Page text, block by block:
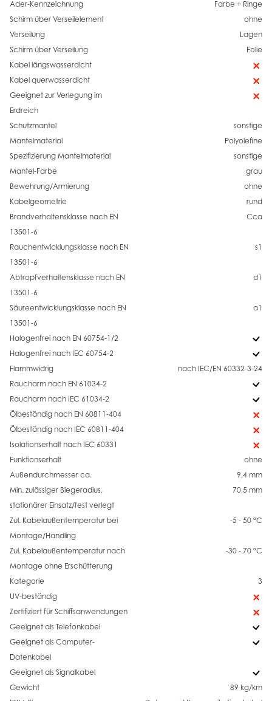
Ader-Kennzeichnung
Farbe + Ringe
Schirm über Verseilelement
ohne
Verseilung
Lagen
Schirm über Verseilung
Folie
Kabel längswasserdicht
Kabel querwasserdicht
Geeignet zur Verlegung im
Erdreich
Schutzmantel
sonstige
Mantelmaterial
Polyolefine
Spezifizierung Mantelmaterial
sonstige
Mantel-Farbe
grau
Bewehrung/Armierung
ohne
Kabelgeometrie
rund
Brandverhaltensklasse nach EN
13501-6
Cca
Rauchentwicklungsklasse nach EN
13501-6
s1
Abtropfverhaltensklasse nach EN
13501-6
d1
Säureentwicklungsklasse nach EN
13501-6
a1
Halogenfrei nach EN 60754-1/2
Halogenfrei nach IEC 60754-2
Flammwidrig
nach IEC/EN 60332-3-24
Raucharm nach EN 61034-2
Raucharm nach IEC 61034-2
Ölbeständig nach EN 60811-404
Ölbeständig nach IEC 60811-404
Isolationserhalt nach IEC 60331
Funktionserhalt
ohne
Außendurchmesser ca.
9,4 mm
Min. zulässiger Biegeradius,
stationärer Einsatz/fest verlegt
70,5 mm
Zul. Kabelaußentemperatur bei
Montage/Handling
-5 - 50 °C
Zul. Kabelaußentemperatur nach
Montage ohne Erschütterung
-30 - 70 °C
Kategorie
3
UV-beständig
Zertifiziert für Schiffsanwendungen
Geeignet als Telefonkabel
Geeignet als Computer-
Datenkabel
Geeignet als Signalkabel
Gewicht
89 kg/km